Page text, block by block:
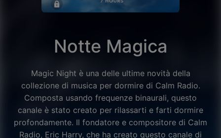
Notte Magica
Magic Night è una delle ultime novità della
collezione di musica per dormire di Calm Radio.
Composta usando frequenze binaurali, questo
canale è stato creato per rilassarti e farti dormire
profondamente. Il fondatore e compositore di Calm
Radio, Eric Harry, che ha creato questo canale di